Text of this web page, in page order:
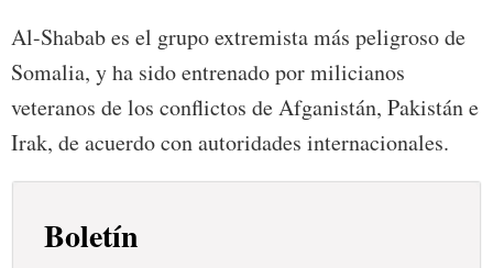
Al-Shabab es el grupo extremista más peligroso de
Somalia, y ha sido entrenado por milicianos
veteranos de los conflictos de Afganistán, Pakistán e
Irak, de acuerdo con autoridades internacionales.
Boletín